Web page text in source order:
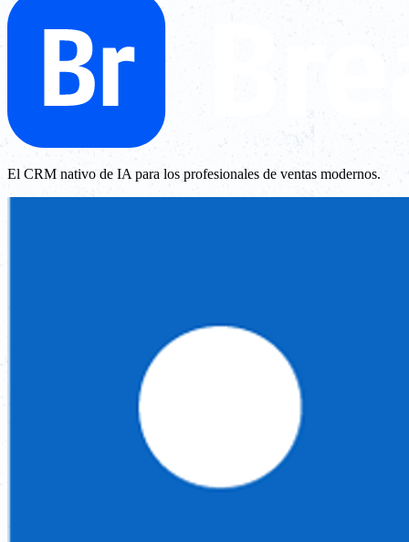
El CRM nativo de IA para los profesionales de ventas modernos.